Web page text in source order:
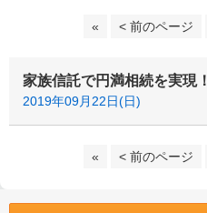
« < 前のページ
家族信託で円満相続を実現！
2019年09月22日(日)
« < 前のページ